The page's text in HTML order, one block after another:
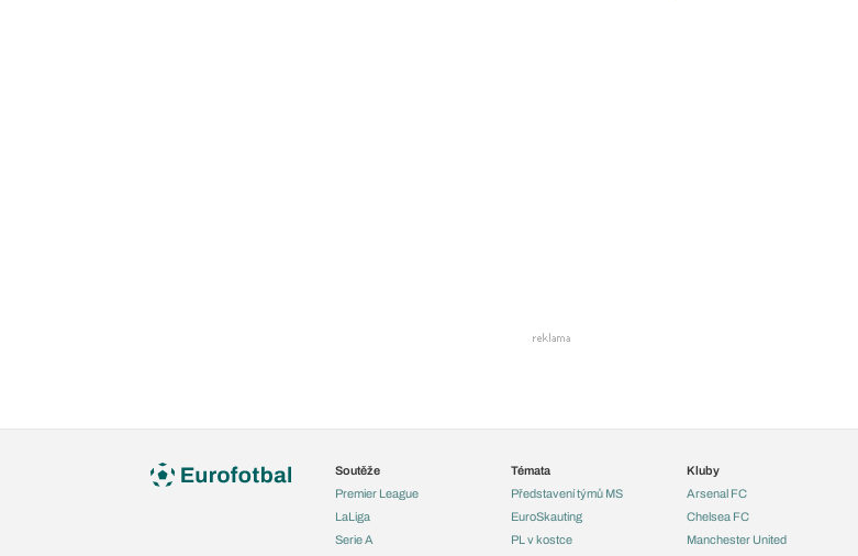
Soutěže
Premier League
LaLiga
Serie A
Témata
Představení týmů MS
EuroSkauting
PL v kostce
Kluby
Arsenal FC
Chelsea FC
Manchester United